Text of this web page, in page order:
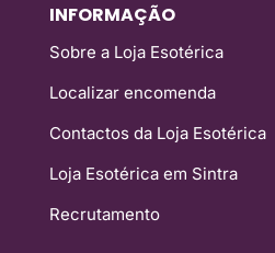
INFORMAÇÃO
Sobre a Loja Esotérica
Localizar encomenda
Contactos da Loja Esotérica
Loja Esotérica em Sintra
Recrutamento